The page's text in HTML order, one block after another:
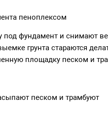
пеноплексом
фундамент и снимают
грунта стараются
площадку песком и
песком и трамбуют